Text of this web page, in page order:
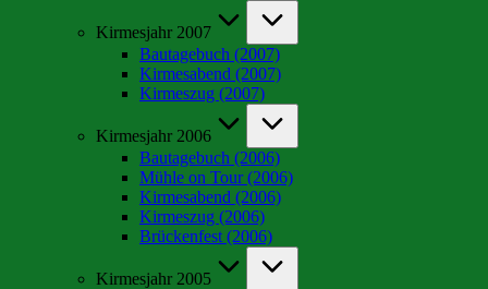
Kirmesjahr 2007
Bautagebuch (2007)
Kirmesabend (2007)
Kirmeszug (2007)
Kirmesjahr 2006
Bautagebuch (2006)
Mühle on Tour (2006)
Kirmesabend (2006)
Kirmeszug (2006)
Brückenfest (2006)
Kirmesjahr 2005